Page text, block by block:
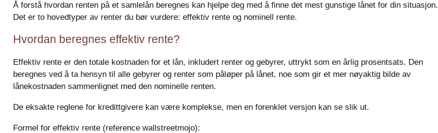
Å forstå hvordan renten på et samlelån beregnes kan hjelpe deg med å finne det mest gunstige lånet for din situasjon.
Det er to hovedtyper av renter du bør vurdere: effektiv rente og nominell rente.
Hvordan beregnes effektiv rente?
Effektiv rente er den totale kostnaden for et lån, inkludert renter og gebyrer, uttrykt som en årlig prosentsats. Den
beregnes ved å ta hensyn til alle gebyrer og renter som påløper på lånet, noe som gir et mer nøyaktig bilde av
lånekostnaden sammenlignet med den nominelle renten.
De eksakte reglene for kredittgivere kan være komplekse, men en forenklet versjon kan se slik ut.
Formel for effektiv rente (reference wallstreetmojo):